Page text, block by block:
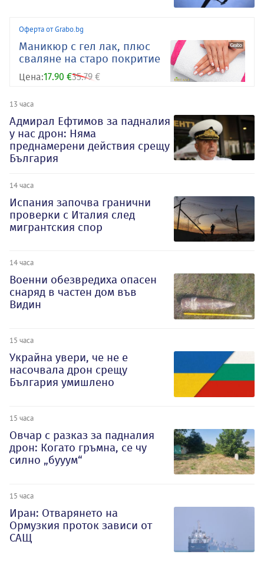
Оферта от Grabo.bg
Маникюр с гел лак, плюс
сваляне на старо покритие
Цена:17.90 €35.79 €
13 часа
Адмирал Ефтимов за падналия
у нас дрон: Няма
преднамерени действия срещу
България
14 часа
Испания започва гранични
проверки с Италия след
мигрантския спор
14 часа
Военни обезвредиха опасен
снаряд в частен дом във
Видин
15 часа
Украйна увери, че не е
насочвала дрон срещу
България умишлено
15 часа
Овчар с разказ за падналия
дрон: Когато гръмна, се чу
силно „бууум“
15 часа
Иран: Отварянето на
Ормузкия проток зависи от
САЩ